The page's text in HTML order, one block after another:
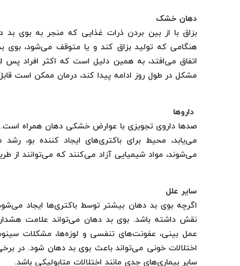
دهان خشک
بزاق با از بین بردن ذرات غذایی که منجر به بوی
هنگامی که تولید بزاق کند و یا متوقف می‌شود،
اتفاق می‌افتد، به همین دلیل است که اکثر افراد پس
مشکل در طول روز ادامه پیدا کند، درمان ممکن است
داروها
صد‌ها داروی تجویزی با عوارض خشکی دهان همراه
می‌یابد، محیط برای باکتری‌های ایجاد کننده بو،
می‌شوند، مواد شیمیایی آزاد می‌کنند که می‌توانند از
سایر علل
اگرچه بوی بد دهان بیشتر توسط باکتری‌ها ایجاد
نقش داشته باشد. بوی بد دهان می‌تواند علامت هشدار
عمل بینی، عفونت‌های تنفسی و لوزه‌ها، مشکلات
اختلالات خونی می‌تواند باعث بوی بد دهان شود. در
سایر بیماری‌های جدی مانند اختلالات متابولیکی باشد.